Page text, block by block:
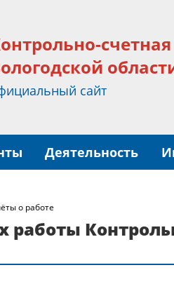
сайт
Деятельность
о работе
работы